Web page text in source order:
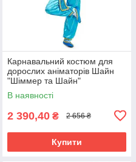
Карнавальний костюм для
дорослих аніматорів Шайн
"Шіммер та Шайн"
В наявності
2 390,40 ₴ 2 656 ₴
Купити